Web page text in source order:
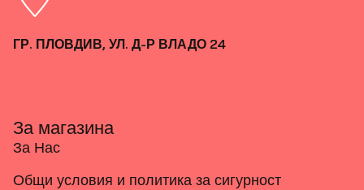
ГР. ПЛОВДИВ, УЛ. Д-Р ВЛАДО 24
За магазина
За Нас
Общи условия и политика за сигурност